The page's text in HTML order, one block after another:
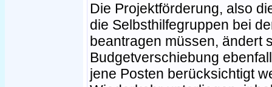
Die Projektförderung, also
die Selbsthilfegruppen bei
beantragen müssen, ändert
Budgetverschiebung
jene Posten berücksichtigt